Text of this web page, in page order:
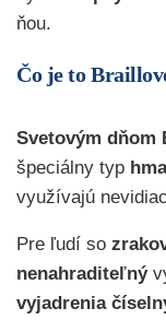
ňou.
Čo je to
Svetovým dňom
špeciálny typ
využívajú
Pre ľudí so
nenahraditeľný
vyjadrenia